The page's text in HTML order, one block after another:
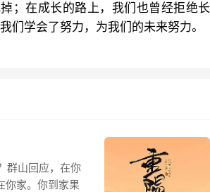
；在成长的路上，我们也曾经拒绝长
们学会了努力，为我们的未来努力。
群山回应，在你
你家。你到家果